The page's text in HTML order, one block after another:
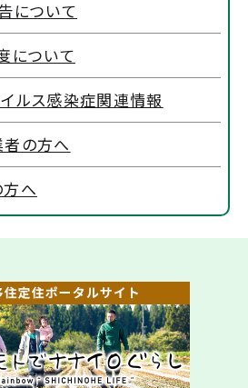
について
について
ルス感染症関連情報
の方へ
へ